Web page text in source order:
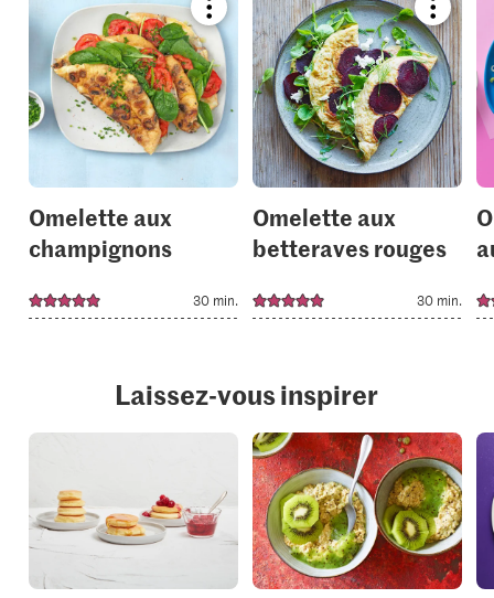
Bookmark
recipe
or
add
it
to
your
collections.
Omelette aux
champignons
30 min.
recipe
or
add
it
to
your
Omelette aux
betteraves rouges
30 min.
Laissez-vous inspirer